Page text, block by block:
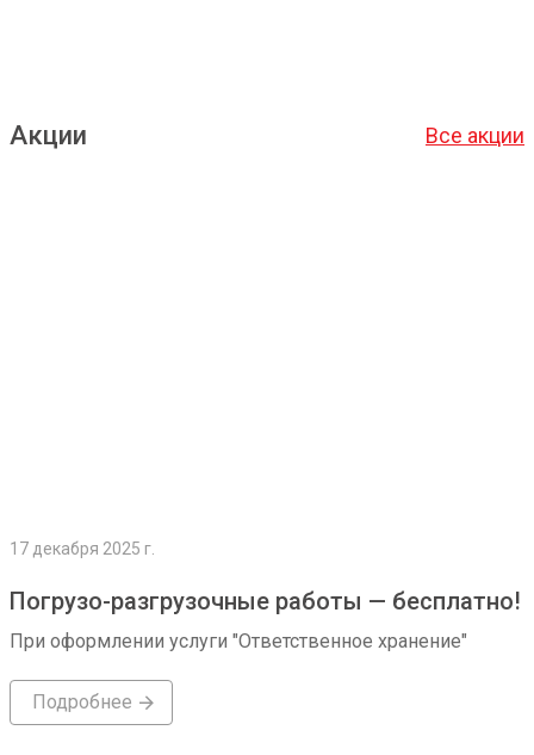
Акции Все акции
17 декабря 2025 г.
Погрузо-разгрузочные работы — бесплатно!
При оформлении услуги "Ответственное хранение"
Подробнее